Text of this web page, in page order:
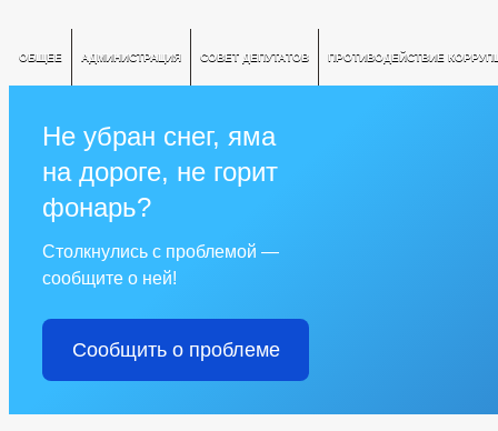
ОБЩЕЕ АДМИНИСТРАЦИЯ СОВЕТ ДЕПУТАТОВ ПРОТИВОДЕЙСТВИЕ
Не убран снег, яма
на дороге, не горит
фонарь?
Столкнулись с проблемой —
сообщите о ней!
Сообщить о проблеме